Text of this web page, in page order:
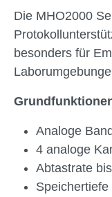
Die MHO2000
besonders für
Analoge
4 analoge
Abtastrate